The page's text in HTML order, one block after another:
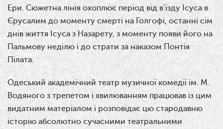
Ери. Сюжетна лінія охоплює період від в'їзду Ісуса в
Єрусалим до моменту смерті на Голгофі, останні сім
днів життя Ісуса з Назарету, з моменту появи його на
Пальмову неділю і до страти за наказом Понтія
Пілата.
Одеський академічний театр музичної комедії ім. М.
Водяного з трепетом і хвилюванням працював із цим
видатним матеріалом і розповідає цю стародавню
історію абсолютно сучасними театральними